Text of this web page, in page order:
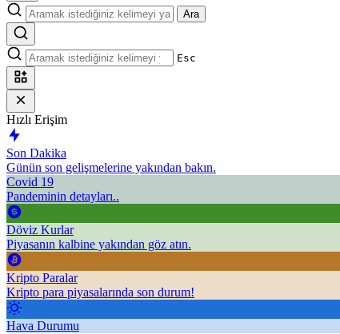
Ara
Esc
Hızlı Erişim
Son Dakika
Günün son gelişmelerine yakından bakın.
Covid 19
Pandeminin detayları..
Döviz Kurlar
Piyasanın kalbine yakından göz atın.
Kripto Paralar
Kripto para piyasalarında son durum!
Hava Durumu